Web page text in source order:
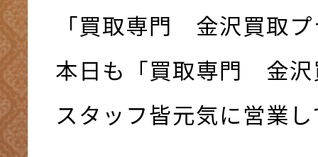
「買取専門 金沢買取
本日も「買取専門 金沢
スタッフ皆元気に営業